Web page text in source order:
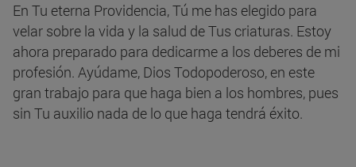
En Tu eterna Providencia, Tú me has elegido para
velar sobre la vida y la salud de Tus criaturas. Estoy
ahora preparado para dedicarme a los deberes de mi
profesión. Ayúdame, Dios Todopoderoso, en este
gran trabajo para que haga bien a los hombres, pues
sin Tu auxilio nada de lo que haga tendrá éxito.